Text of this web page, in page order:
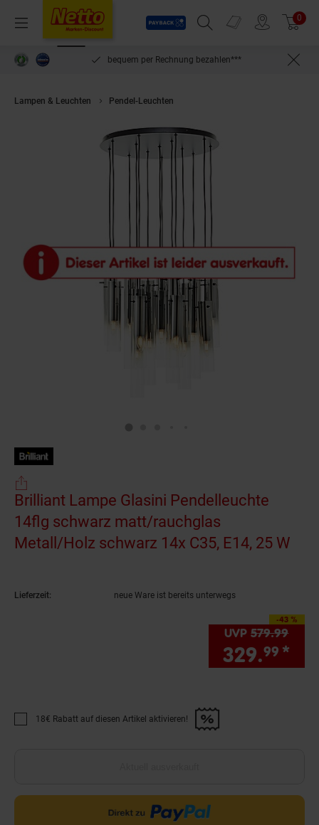
Menü
Payback
Suchfeld einblenden
Prospekte 0
bequem per Rechnung bezahlen***
Lampen & Leuchten Pendel-Leuchten
Brilliant Lampe Glasini Pendelleuchte
14flg schwarz matt/rauchglas
Metall/Holz schwarz 14x C35, E14, 25 W
Lieferzeit: neue Ware ist bereits unterwegs
-43 %
Sie Sparen 43 Prozent,
UVP579.99UVP
329.99 *
Promotion "18€ Rabatt auf diesen Artikel aktivieren!" anwenden
18€ Rabatt auf diesen Artikel aktivieren!